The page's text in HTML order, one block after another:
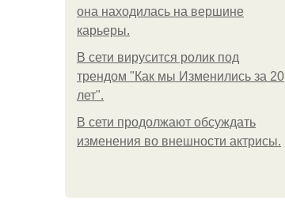
она находилась на вершине
карьеры.
В сети вирусится ролик под
трендом "Как мы Изменились за 20
лет".
В сети продолжают обсуждать
изменения во внешности актрисы.